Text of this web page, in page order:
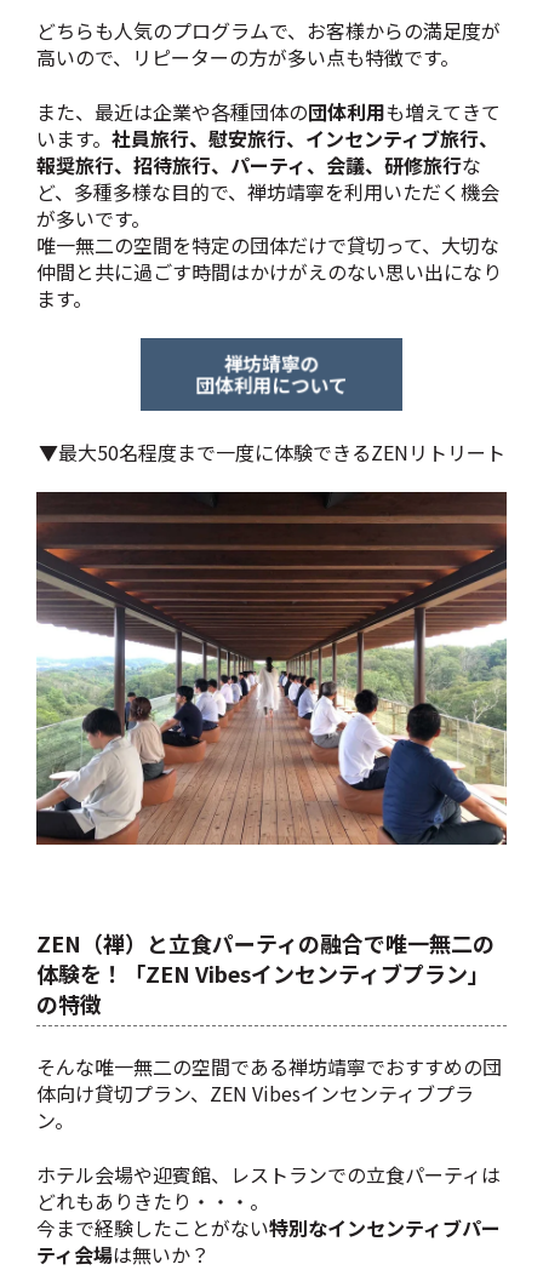
どちらも人気のプログラムで、お客様からの満足度が
高いので、リピーターの方が多い点も特徴です。
また、最近は企業や各種団体の団体利用も増えてきて
います。 社員旅行、慰安旅行、インセンティブ旅行、
報奨旅行、招待旅行、パーティ、会議、研修旅行な
ど、多種多様な目的で、禅坊靖寧を利用いただく機会
が多いです。
唯一無二の空間を特定の団体だけで貸切って、大切な
仲間と共に過ごす時間はかけがえのない思い出になり
ます。
▼最大50名程度まで一度に体験できるZENリトリート
ZEN（禅）と立食パーティの融合で唯一無二の
体験を！「ZEN Vibesインセンティブプラン」
の特徴
そんな唯一無二の空間である禅坊靖寧でおすすめの団
体向け貸切プラン、ZEN Vibesインセンティブプラ
ン。
ホテル会場や迎賓館、レストランでの立食パーティは
どれもありきたり・・・。
今まで経験したことがない特別なインセンティブパー
ティ会場は無いか？